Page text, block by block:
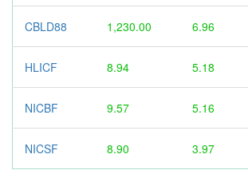
CBLD88 1,230.00 6.96
HLICF 8.94 5.18
NICBF 9.57 5.16
NICSF 8.90 3.97